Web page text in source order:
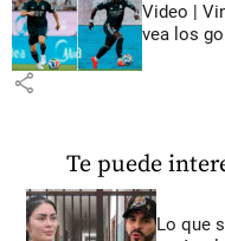
Video |
vea los
share
Te puede
Lo que